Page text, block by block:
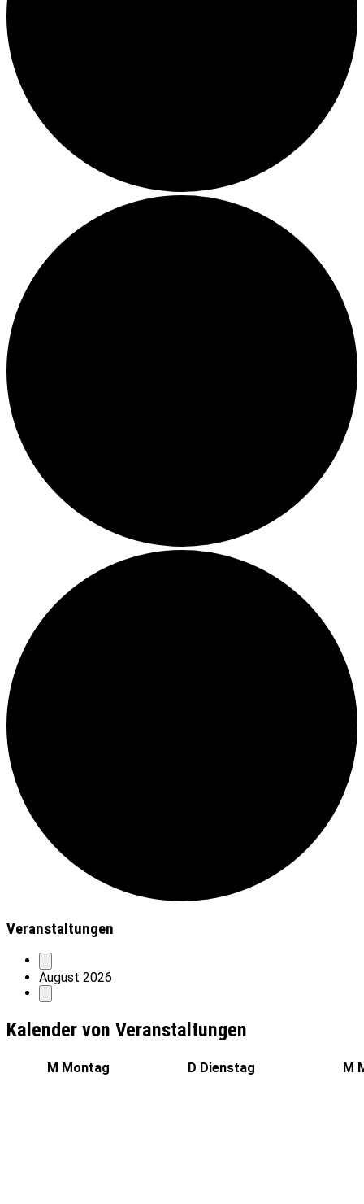
Veranstaltungen
August 2026
Kalender von Veranstaltungen
M Montag D Dienstag M